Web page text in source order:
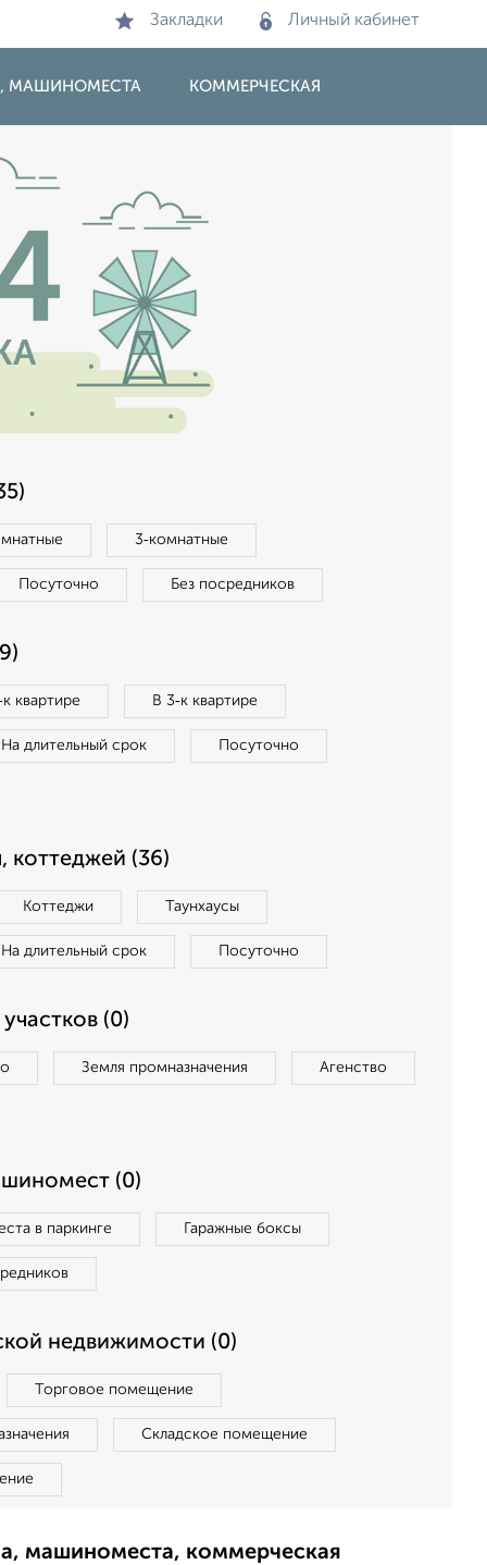
Закладки Личный кабинет
МАШИНОМЕСТА КОММЕРЧЕСКАЯ
3‑комнатные
Посуточно Без посредников
квартире В 3‑к квартире
На длительный срок Посуточно
коттеджей (36)
Коттеджи Таунхаусы
На длительный срок Посуточно
(0)
Земля промназначения Агенство
(0)
в паркинге Гаражные боксы
недвижимости (0)
Торговое помещение
Складское помещение
машиноместа, коммерческая